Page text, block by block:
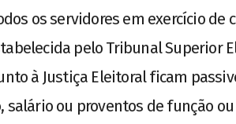
os servidores em exercício de
pelo Tribunal Superior
à Justiça Eleitoral ficam
salário ou proventos de função